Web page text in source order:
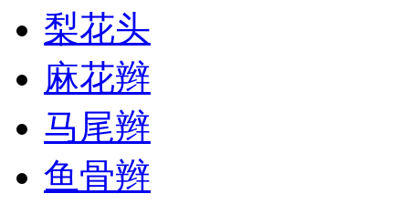
梨花头
麻花辫
马尾辫
鱼骨辫